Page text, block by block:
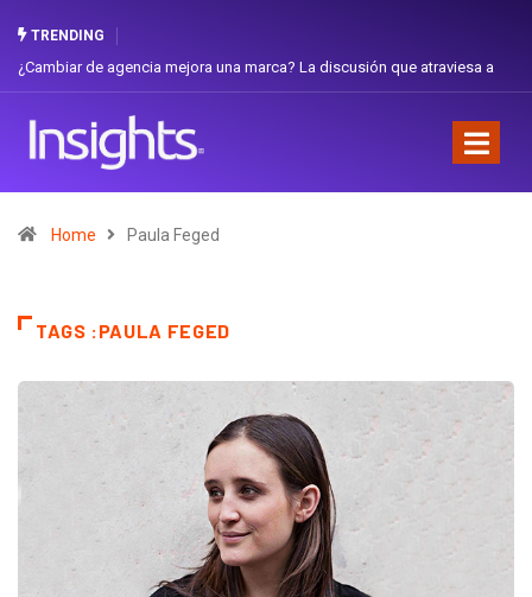
TRENDING
¿Cambiar de agencia mejora una marca? La discusión que atraviesa a
Home Paula Feged
TAGS :PAULA FEGED